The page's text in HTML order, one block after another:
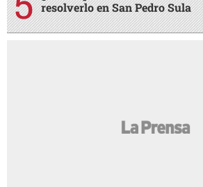
resolverlo en San Pedro Sula